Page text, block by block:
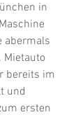
in
abermals
Mietauto
bereits im
und
ersten